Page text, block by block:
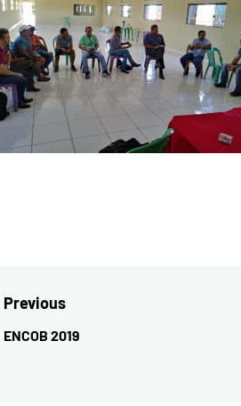
Navegação
de
Previous
Previous
ENCOB 2019